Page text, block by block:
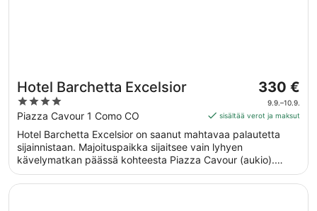
Hotel Barchetta Excelsior
4
out
of
5
Piazza Cavour 1 Como CO
Hinta
on
330 €
yö
ajalle
9.9.
viiva
330 €
9.9.–10.9.
sisältää verot ja maksut
Hotel Barchetta Excelsior on saanut mahtavaa palautetta
sijainnistaan. Majoituspaikka sijaitsee vain lyhyen
kävelymatkan päässä kohteesta Piazza Cavour (aukio).
Majoituspaikka tarjoaa asiakkaille esimerkiksi ilmaisen Wi-Fi-
yhteyden yleisissä tiloissa sekä ravintolan ja baarin.
Avautuu uuteen ikkunaan
B&B Hotel Como City Center